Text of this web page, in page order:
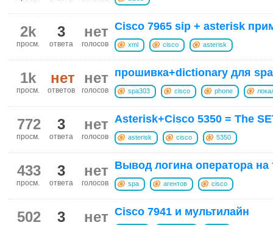
нет
голосов
3
ответа
2k
просм.
Cisco 7965 sip + asterisk
xml cisco asterisk
нет
голосов
нет
ответов
1k
просм.
прошивка+dictionary для
spa303 cisco phone
нет
голосов
3
ответа
772
просм.
Asterisk+Cisco 5350 = The
asterisk cisco 5350
нет
голосов
3
ответа
433
просм.
Вывод логина оператора на
spa агентов cisco
нет
3
502 Cisco 7941 и мультилайн